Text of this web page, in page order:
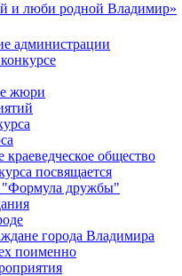
и люби родной Владимир»
администрации
жюри
краеведческое общество
посвящается
"Формула дружбы"
города Владимира
поименно